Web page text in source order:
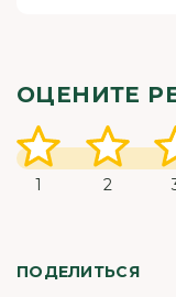
ОЦЕНИТЕ
1 2
ПОДЕЛИТЬСЯ